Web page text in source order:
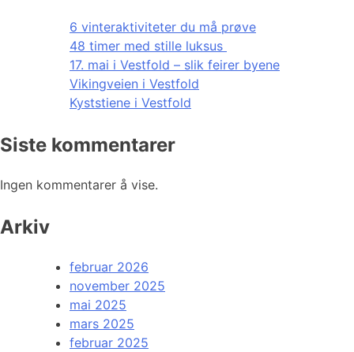
6 vinteraktiviteter du må prøve
48 timer med stille luksus
17. mai i Vestfold – slik feirer byene
Vikingveien i Vestfold
Kyststiene i Vestfold
Siste kommentarer
Ingen kommentarer å vise.
Arkiv
februar 2026
november 2025
mai 2025
mars 2025
februar 2025